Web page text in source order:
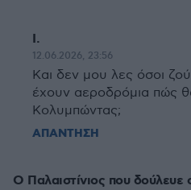
I.
12.06.2026, 23:56
Και δεν μου λες όσοι
έχουν αεροδρόμια πώς
Κολυμπώντας;
ΑΠΑΝΤΗΣΗ
Ο Παλαιστίνιος που